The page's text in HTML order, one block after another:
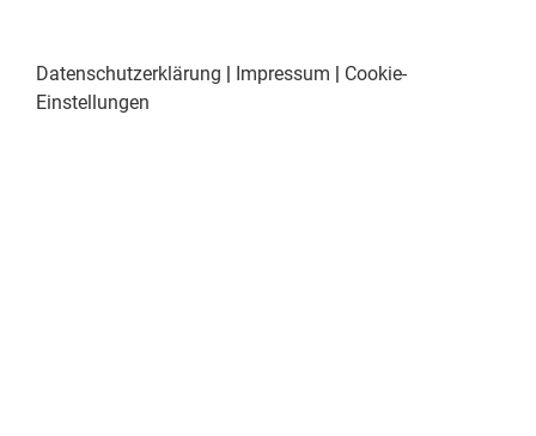
Datenschutzerklärung | Impressum | Cookie-
Einstellungen